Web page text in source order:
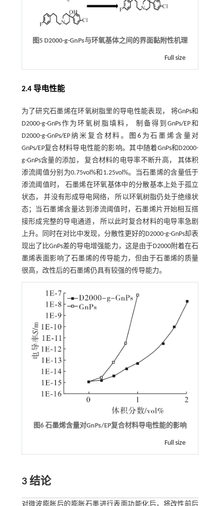
图5 D2000-g-GnPs与环氧基体之间的界面黏附性机理
Full size
2.4 导电性能
为了研究石墨烯在环氧树脂里的导电性能表现， 将GnPs和
D2000-g-GnPs作为环氧树脂填料， 制备得到GnPs/EP和
D2000-g-GnPs/EP纳米复合材料。
图6为石墨烯含量对
GnPs/EP复合材料导电性能的影响。其中随着GnPs和D2000-
g-GnPs含量的添加， 复合材料的电导率不断升高， 其体积
渗流阈值分别为0.75vol%和1.25vol%。当石墨烯的含量低于
渗流阈值时， 石墨烯在环氧基体中的分散基本上处于孤立
状态， 并没有形成导电网络， 所以环氧树脂仍处于绝缘状
态；当石墨烯含量达到渗流阈值时，石墨烯片开始相互搭
接形成完整的导电通道， 所以此时复合材料的电导率急剧
上升。同时在对比中发现，分散性更好的D2000-g-GnPs却表
现出了比GnPs差的导电增强能力，这是由于D2000附着在石
墨烯表面影响了石墨烯的传导能力，但由于石墨烯的质量
很高，改性后的石墨烯仍具有较强的传导能力。
图6 石墨烯含量对GnPs/EP复合材料导电性能的影响
Full size
3 结论
对微波膨胀后的膨胀石墨进行表面功能化后，将改性前后